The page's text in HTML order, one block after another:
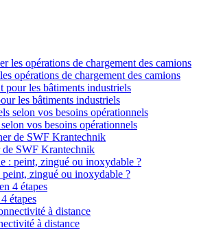
opérations de chargement des camions
les bâtiments industriels
vos besoins opérationnels
de SWF Krantechnik
zingué ou inoxydable ?
étapes
à distance